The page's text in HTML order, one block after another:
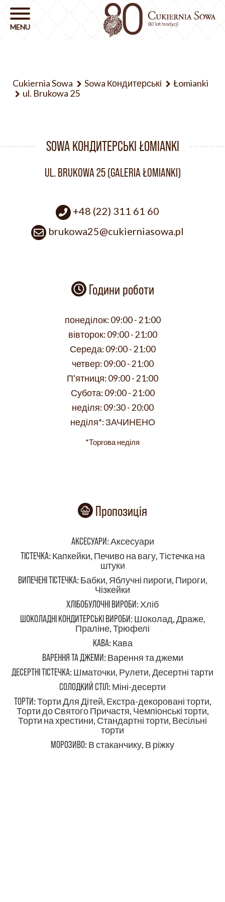
Cukiernia Sowa Sowa Кондитерські
Łomianki
ul. Brukowa 25
SOWA КОНДИТЕРСЬКІ ŁOMIANKI
UL. BRUKOWA 25 (GALERIA ŁOMIANKI)
+48 (22) 311 61 60
brukowa25@cukierniasowa.pl
Години роботи
понеділок: 09:00 - 21:00
вівторок: 09:00 - 21:00
Середа: 09:00 - 21:00
четвер: 09:00 - 21:00
П'ятниця:09:00 - 21:00
Субота: 09:00 - 21:00
неділя: 09:30 - 20:00
неділя*:ЗАЧИНЕНО
*Торгова неділя
Пропозиція
АКСЕСУАРИ:Аксесуари
ТІСТЕЧКА:Капкейки, Печиво на вагу,Тістечка на
штуки
ВИПЕЧЕНІ ТІСТЕЧКА:Бабки, Яблучні пироги, Пироги,
Чізкейки
ХЛІБОБУЛОЧНІ ВИРОБИ:Хліб
ШОКОЛАДНІ КОНДИТЕРСЬКІ ВИРОБИ:Шоколад,Драже,
Праліне,Трюфелі
КАВА:Кава
ВАРЕННЯ ТА ДЖЕМИ:Варення та джеми
ДЕСЕРТНІ ТІСТЕЧКА:Шматочки, Рулети,Десертні тарти
СОЛОДКИЙ СТІЛ:Міні-десерти
ТОРТИ:Торти Для Дітей, Екстра-декоровані торти,
Торти до Святого Причастя, Чемпіонські торти,
Торти на хрестини, Стандартні торти, Весільні
торти
МОРОЗИВО:В стаканчику, В ріжку